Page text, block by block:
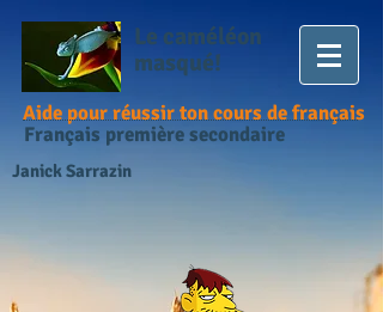
Le caméléon
masqué!
Aide pour réussir ton cours de français
Français première secondaire
Janick Sarrazin